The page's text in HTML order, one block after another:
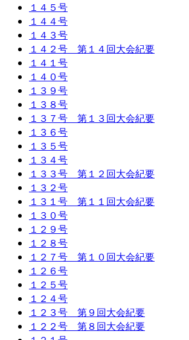
１４５号
１４４号
１４３号
１４２号 第１４回大会紀要
１４１号
１４０号
１３９号
１３８号
１３７号 第１３回大会紀要
１３６号
１３５号
１３４号
１３３号 第１２回大会紀要
１３２号
１３１号 第１１回大会紀要
１３０号
１２９号
１２８号
１２７号 第１０回大会紀要
１２６号
１２５号
１２４号
１２３号 第９回大会紀要
１２２号 第８回大会紀要